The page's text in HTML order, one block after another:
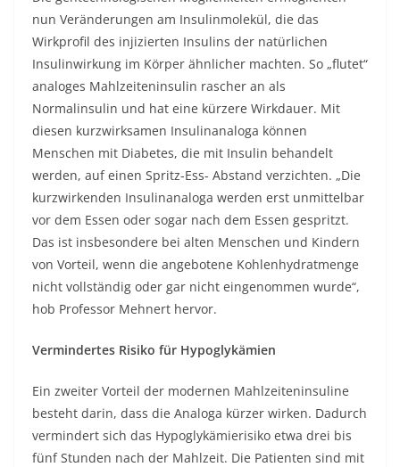
nun Veränderungen am Insulinmolekül, die das
Wirkprofil des injizierten Insulins der natürlichen
Insulinwirkung im Körper ähnlicher machten. So „flutet“
analoges Mahlzeiteninsulin rascher an als
Normalinsulin und hat eine kürzere Wirkdauer. Mit
diesen kurzwirksamen Insulinanaloga können
Menschen mit Diabetes, die mit Insulin behandelt
werden, auf einen Spritz-Ess- Abstand verzichten. „Die
kurzwirkenden Insulinanaloga werden erst unmittelbar
vor dem Essen oder sogar nach dem Essen gespritzt.
Das ist insbesondere bei alten Menschen und Kindern
von Vorteil, wenn die angebotene Kohlenhydratmenge
nicht vollständig oder gar nicht eingenommen wurde“,
hob Professor Mehnert hervor.
Vermindertes Risiko für Hypoglykämien
Ein zweiter Vorteil der modernen Mahlzeiteninsuline
besteht darin, dass die Analoga kürzer wirken. Dadurch
vermindert sich das Hypoglykämierisiko etwa drei bis
fünf Stunden nach der Mahlzeit. Die Patienten sind mit